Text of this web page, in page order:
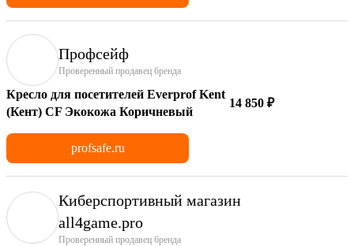
Профсейф
Проверенный продавец бренда
Кресло для посетителей Everprof Kent
(Кент) CF Экокожа Коричневый
14 850 ₽
profsafe.ru
Киберспортивный магазин
аll4game.pro
Проверенный продавец бренда